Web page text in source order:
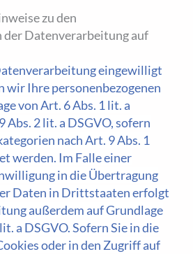
zu den
der Datenverarbeitung auf
eingewilligt
wir Ihre personenbezogenen
von Art. 6 Abs. 1 lit. a
Abs. 2 lit. a DSGVO, sofern
nach Art. 9 Abs. 1
werden. Im Falle einer
in die Übertragung
Daten in Drittstaaten erfolgt
außerdem auf Grundlage
a DSGVO. Sofern Sie in die
oder in den Zugriff auf